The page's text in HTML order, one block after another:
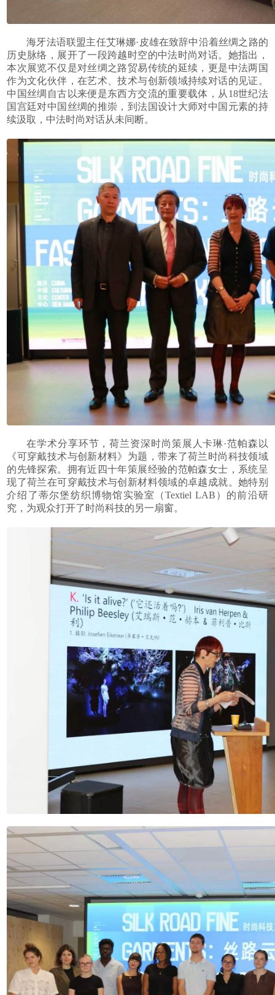
海牙法语联盟主任艾琳娜· 皮雄在致辞中沿着丝绸之路的
历史脉络，展开了一段跨越时空的中法时尚对话。她指出，
本次展览不仅是对丝绸之路贸易传统的延续，更是中法两国
作为文化伙伴，在艺术、技术与创新领域持续对话的见证。
中国丝绸自古以来便是东西方交流的重要载体，从 18世纪法
国宫廷对中国丝绸的推崇，到法国设计大师对中国元素的持
续汲取，中法时尚对话从未间断。
在学术分享环节，荷兰资深时尚策展人卡琳·范帕森以
《可穿戴技术与创新材料》为题，带来了荷兰时尚科技领域
的先锋探索。拥有近四十年策展经验的范帕森女士，系统呈
现了荷兰在可穿戴技术与创新材料领域的卓越成就。她特别
介绍了蒂尔堡纺织博物馆实验室（Textiel LAB ）的前沿研
究，为观众打开了时尚科技的另一扇窗。